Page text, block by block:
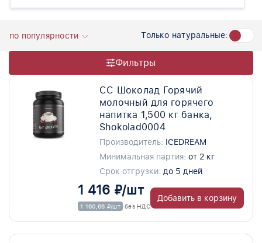
по популярности Только натуральные:
Фильтры
СС Шоколад Горячий
молочный для горячего
напитка 1,500 кг банка,
Shokolad0004
Производитель: ICEDREAM
Минимальная партия: от 2 кг
Срок отгрузки: до 5 дней
1 416 ₽/шт
1 160,66 ₽/шт без НДС
Добавить в корзину